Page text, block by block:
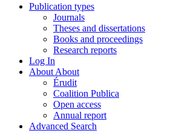
Publication types
Journals
Theses and dissertations
Books and proceedings
Research reports
Log In
About About
Érudit
Coalition Publica
Open access
Annual report
Advanced Search